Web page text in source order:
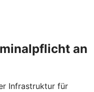
an
Infrastruktur für